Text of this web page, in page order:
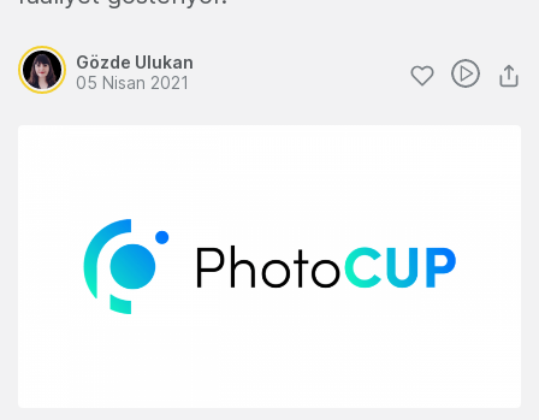
Gözde Ulukan
05 Nisan 2021